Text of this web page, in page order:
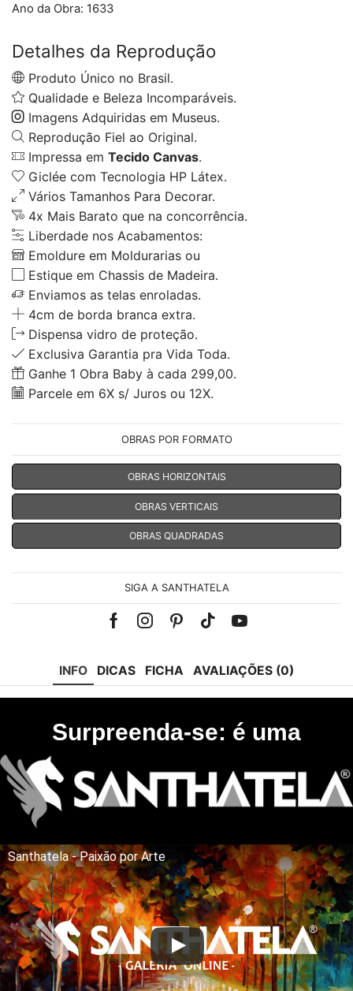
Ano da Obra: 1633
Detalhes da Reprodução
Produto Único no Brasil.
Qualidade e Beleza Incomparáveis.
Imagens Adquiridas em Museus.
Reprodução Fiel ao Original.
Impressa em Tecido Canvas.
Giclée com Tecnologia HP Látex.
Vários Tamanhos Para Decorar.
4x Mais Barato que na concorrência.
Liberdade nos Acabamentos:
Emoldure em Moldurarias ou
Estique em Chassis de Madeira.
Enviamos as telas enroladas.
4cm de borda branca extra.
Dispensa vidro de proteção.
Exclusiva Garantia pra Vida Toda.
Ganhe 1 Obra Baby à cada 299,00.
Parcele em 6X s/ Juros ou 12X.
OBRAS POR FORMATO
OBRAS HORIZONTAIS
OBRAS VERTICAIS
OBRAS QUADRADAS
SIGA A SANTHATELA
Facebook
Instagram
Pinterest
Tik-Youtube
INFO DICAS FICHA AVALIAÇÕES (0)
Surpreenda-se: é uma
Santhatela - Paixão por Arte